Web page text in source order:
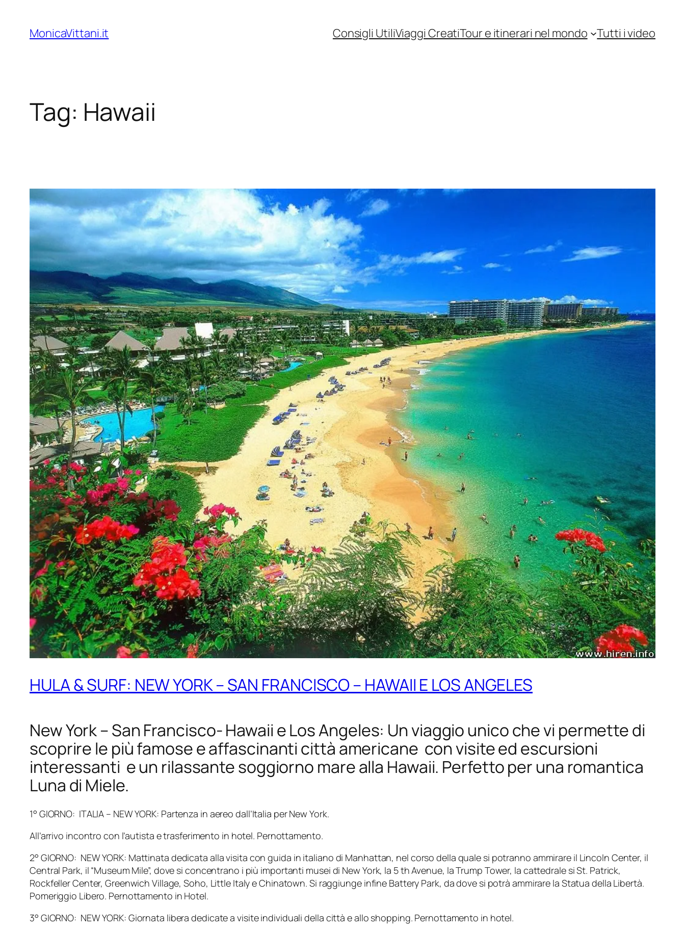
contenuto
MonicaVittani.it Consigli UtiliViaggi CreatiTour e itinerari nel mondo Tutti i video
Tag: Hawaii
HULA & SURF: NEW YORK – SAN FRANCISCO – HAWAII E LOS ANGELES
New York – San Francisco- Hawaii e Los Angeles: Un viaggio unico che vi permette di
scoprire le più famose e affascinanti città americane con visite ed escursioni
interessanti e un rilassante soggiorno mare alla Hawaii. Perfetto per una romantica
Luna di Miele.
1° GIORNO: ITALIA – NEW YORK: Partenza in aereo dall’Italia per New York.
All’arrivo incontro con l’autista e trasferimento in hotel. Pernottamento.
2° GIORNO: NEW YORK: Mattinata dedicata alla visita con guida in italiano di Manhattan, nel corso della quale si potranno ammirare il Lincoln Center, il
Central Park, il “Museum Mile”, dove si concentrano i più importanti musei di New York, la 5 th Avenue, la Trump Tower, la cattedrale si St. Patrick,
Rockfeller Center, Greenwich Village, Soho, Little Italy e Chinatown. Si raggiunge infine Battery Park, da dove si potrà ammirare la Statua della Libertà.
Pomeriggio Libero. Pernottamento in Hotel.
3° GIORNO: NEW YORK: Giornata libera dedicate a visite individuali della città e allo shopping. Pernottamento in hotel.